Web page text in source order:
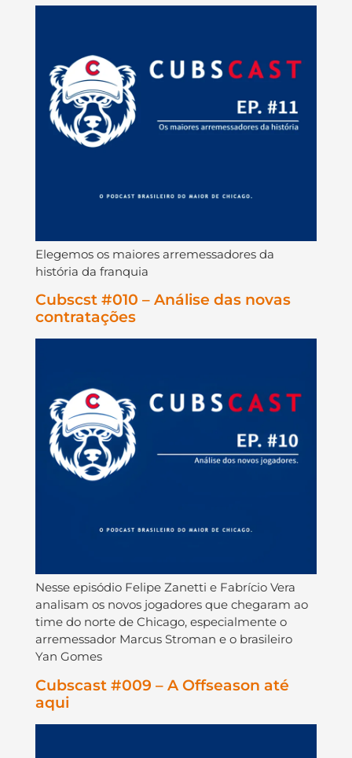
Elegemos os maiores arremessadores da
história da franquia
Cubscst #010 – Análise das novas
contratações
Nesse episódio Felipe Zanetti e Fabrício Vera
analisam os novos jogadores que chegaram ao
time do norte de Chicago, especialmente o
arremessador Marcus Stroman e o brasileiro
Yan Gomes
Cubscast #009 – A Offseason até
aqui